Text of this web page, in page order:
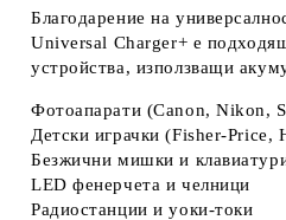
Благодарение на
Universal Charger+ е
устройства, използващи
Фотоапарати (Canon, Nikon,
Детски играчки (Fisher‑Price,
Безжични мишки и
LED фенерчета и челници
Радиостанции и уоки‑токи